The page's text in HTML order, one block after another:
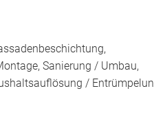
Sanierung / Umbau,
/